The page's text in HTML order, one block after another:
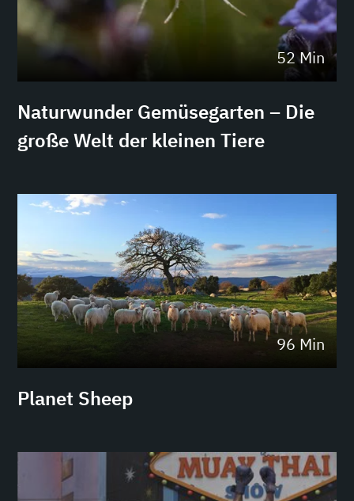
52 Min
Naturwunder Gemüsegarten – Die
große Welt der kleinen Tiere
96 Min
Planet Sheep